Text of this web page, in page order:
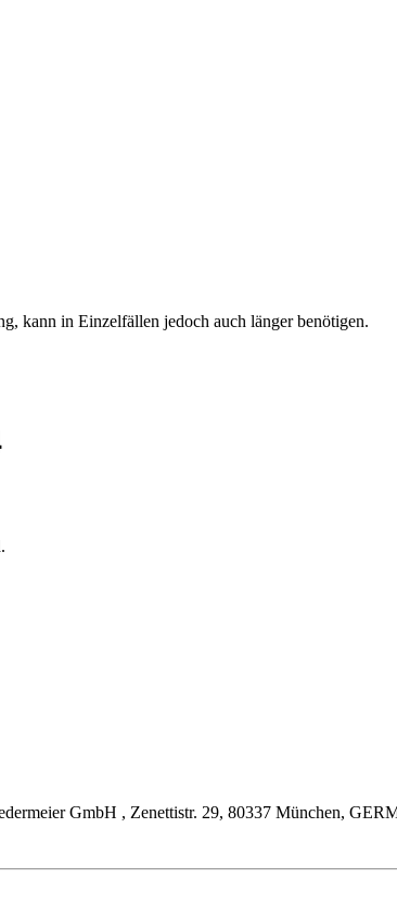
kann in Einzelfällen jedoch auch länger benötigen.
GmbH , Zenettistr. 29, 80337 München,